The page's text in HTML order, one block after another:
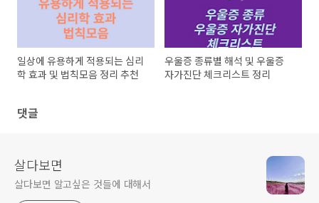
일상에 유용하게 적용되는 심리
학 효과 및 법칙모음 정리 추천
우울증 종류별 해석 및 우울증
자가진단 체크리스트 정리
댓글
살다보면
살다보면 알고싶은 것들에 대해서